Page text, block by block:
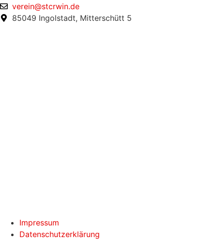
verein@stcrwin.de
85049 Ingolstadt, Mitterschütt 5
Impressum
Datenschutzerklärung